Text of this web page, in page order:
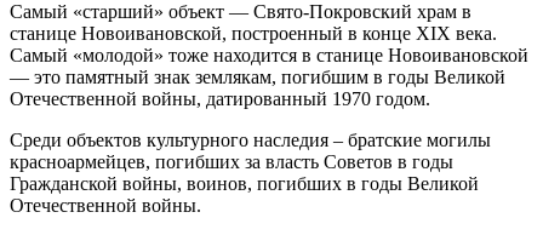
Самый «старший» объект — Свято-Покровский храм в
станице Новоивановской, построенный в конце XIX века.
Самый «молодой» тоже находится в станице Новоивановской
— это памятный знак землякам, погибшим в годы Великой
Отечественной войны, датированный 1970 годом.
Среди объектов культурного наследия – братские могилы
красноармейцев, погибших за власть Советов в годы
Гражданской войны, воинов, погибших в годы Великой
Отечественной войны.